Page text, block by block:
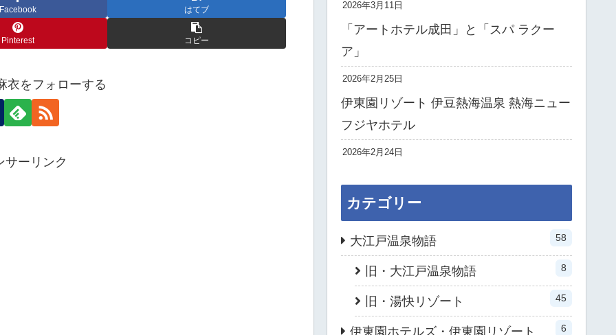
Facebook はてブ
Pinterest コピー
衣をフォローする
サーリンク
2026年3月11日
「アートホテル成田」と「スパ ラクー
ア」
2026年2月25日
伊東園リゾート 伊豆熱海温泉 熱海ニュー
フジヤホテル
2026年2月24日
カテゴリー
大江戸温泉物語 58
旧・大江戸温泉物語 8
旧・湯快リゾート 45
伊東園ホテルズ・伊東園リゾート 6